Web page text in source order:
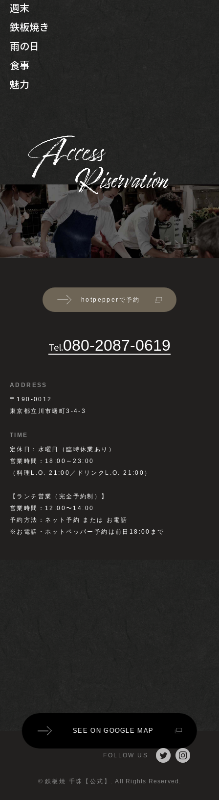
週末
鉄板焼き
雨の日
食事
魅力
hotpepperで予約
Tel.080-2087-0619
ADDRESS
〒190-0012
東京都立川市曙町3-4-3
TIME
定休日：水曜日（臨時休業あり）
営業時間：18:00～23:00
（料理L.O. 21:00／ドリンクL.O. 21:00）
【ランチ営業（完全予約制）】
営業時間：12:00〜14:00
予約方法：ネット予約 または お電話
※お電話・ホットペッパー予約は前日18:00まで
SEE ON GOOGLE MAP
© 鉄板焼 千珠【公式】 . All Rights Reserved.
FOLLOW US